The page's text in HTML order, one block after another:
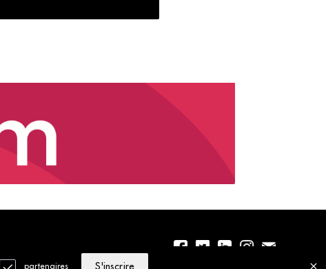
partenaires S'inscrire